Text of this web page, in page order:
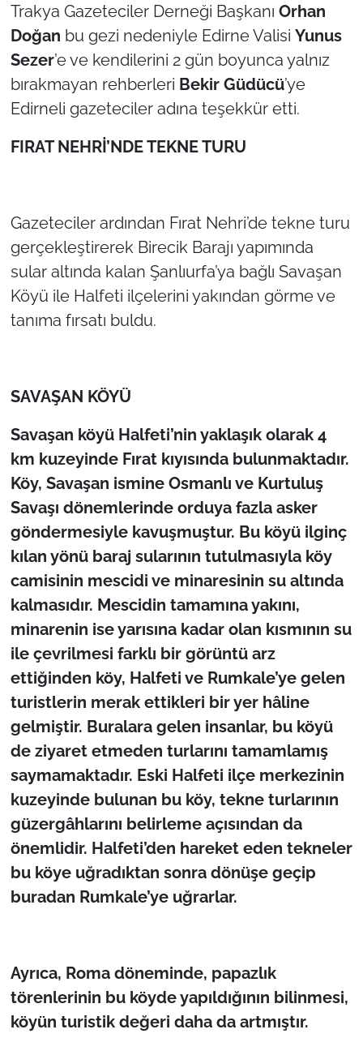
Trakya Gazeteciler Derneği Başkanı Orhan
Doğan bu gezi nedeniyle Edirne Valisi Yunus
Sezer’e ve kendilerini 2 gün boyunca yalnız
bırakmayan rehberleri Bekir Güdücü’ye
Edirneli gazeteciler adına teşekkür etti.
FIRAT NEHRİ’NDE TEKNE TURU
Gazeteciler ardından Fırat Nehri’de tekne turu
gerçekleştirerek Birecik Barajı yapımında
sular altında kalan Şanlıurfa’ya bağlı Savaşan
Köyü ile Halfeti ilçelerini yakından görme ve
tanıma fırsatı buldu.
SAVAŞAN KÖYÜ
Savaşan köyü Halfeti’nin yaklaşık olarak 4
km kuzeyinde Fırat kıyısında bulunmaktadır.
Köy, Savaşan ismine Osmanlı ve Kurtuluş
Savaşı dönemlerinde orduya fazla asker
göndermesiyle kavuşmuştur. Bu köyü ilginç
kılan yönü baraj sularının tutulmasıyla köy
camisinin mescidi ve minaresinin su altında
kalmasıdır. Mescidin tamamına yakını,
minarenin ise yarısına kadar olan kısmının su
ile çevrilmesi farklı bir görüntü arz
ettiğinden köy, Halfeti ve Rumkale’ye gelen
turistlerin merak ettikleri bir yer hâline
gelmiştir. Buralara gelen insanlar, bu köyü
de ziyaret etmeden turlarını tamamlamış
saymamaktadır. Eski Halfeti ilçe merkezinin
kuzeyinde bulunan bu köy, tekne turlarının
güzergâhlarını belirleme açısından da
önemlidir. Halfeti’den hareket eden tekneler
bu köye uğradıktan sonra dönüşe geçip
buradan Rumkale’ye uğrarlar.
Ayrıca, Roma döneminde, papazlık
törenlerinin bu köyde yapıldığının bilinmesi,
köyün turistik değeri daha da artmıştır.